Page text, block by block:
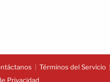
Términos del Servicio
Privacidad